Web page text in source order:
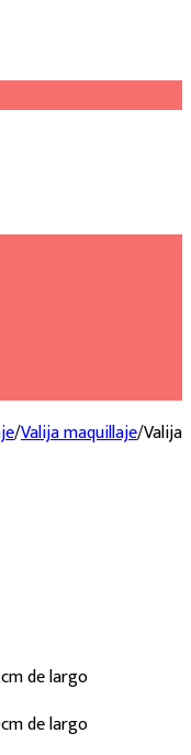
/Valija maquillaje/Valija
de largo
de largo